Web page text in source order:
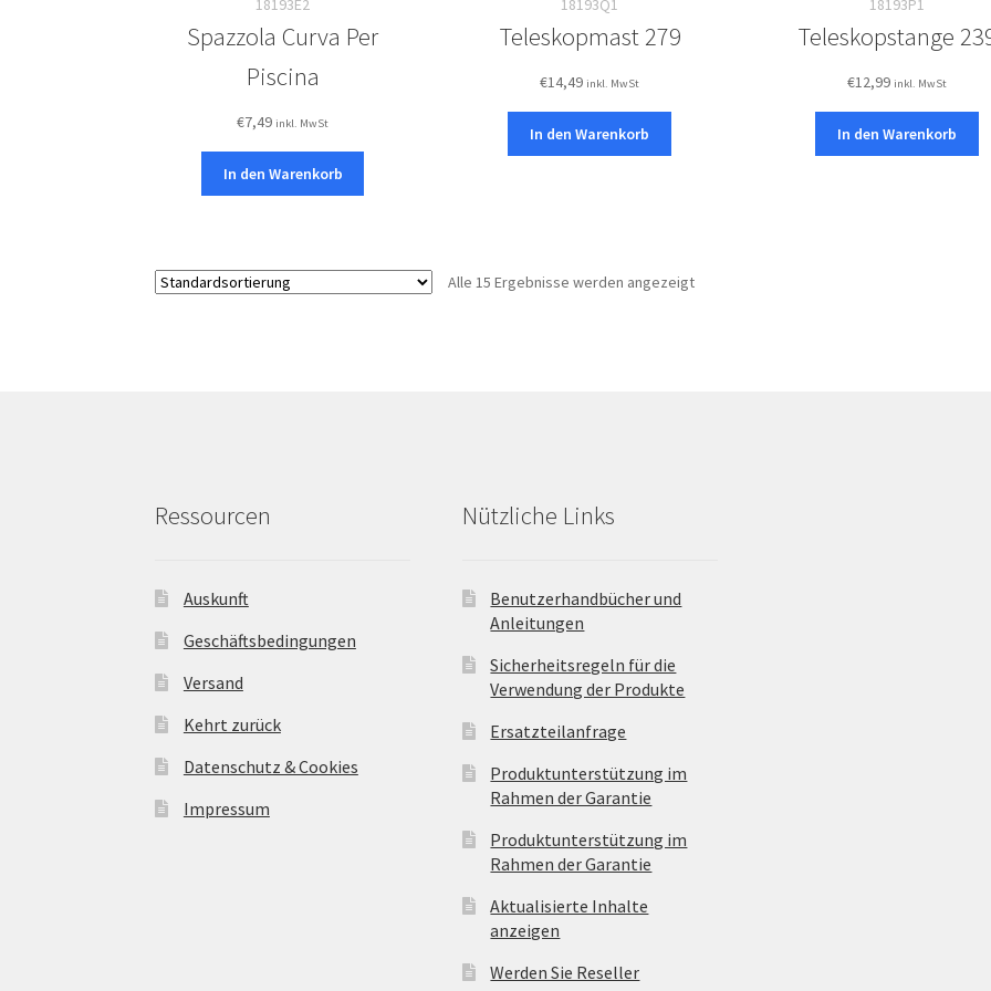
18193E2
Spazzola Curva Per
Piscina
€7,49 inkl. MwSt
In den Warenkorb
18193Q1
Teleskopmast 279
€14,49 inkl. MwSt
In den Warenkorb
18193P1
Teleskopstange
€12,99 inkl. MwSt
In den Warenkorb
Alle 15 Ergebnisse werden angezeigt
Ressourcen
Auskunft
Geschäftsbedingungen
Versand
Kehrt zurück
Datenschutz & Cookies
Impressum
Nützliche Links
Benutzerhandbücher und
Anleitungen
Sicherheitsregeln für die
Verwendung der Produkte
Ersatzteilanfrage
Produktunterstützung im
Rahmen der Garantie
Produktunterstützung im
Rahmen der Garantie
Aktualisierte Inhalte
anzeigen
Werden Sie Reseller